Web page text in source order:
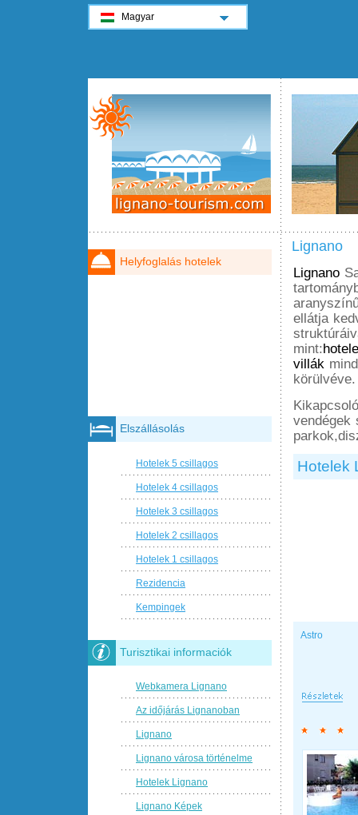
Lignano
Lignano
ellátja
mint:
villák
körülvéve.
vendégek
Hotelek
Astro
Helyfoglalás hotelek
Elszállásolás
Hotelek 5 csillagos
Hotelek 4 csillagos
Hotelek 3 csillagos
Hotelek 2 csillagos
Hotelek 1 csillagos
Rezidencia
Kempingek
Turisztikai informaciók
Webkamera Lignano
Az időjárás Lignanoban
Lignano
Lignano városa történelme
Hotelek Lignano
Lignano Képek
Magyar